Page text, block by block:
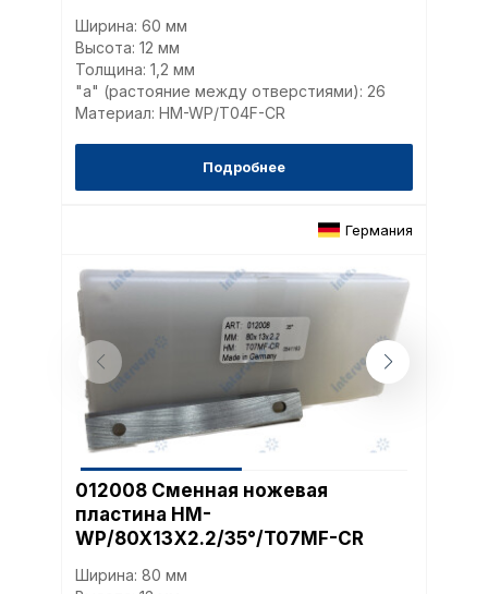
Ширина: 60 мм
Высота: 12 мм
Толщина: 1,2 мм
"a" (растояние между отверстиями): 26
Материал: HM-WP/T04F-CR
Подробнее
Германия
012008 Сменная ножевая
пластина HM-
WP/80X13X2.2/35°/T07MF-CR
Ширина: 80 мм